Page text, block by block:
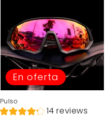
Pulso
14 reviews
En oferta